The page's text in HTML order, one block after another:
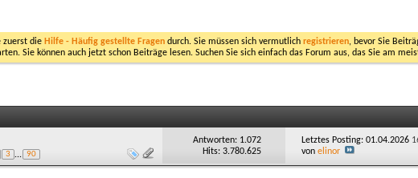
zuerst die Hilfe - Häufig gestellte Fragen durch. Sie müssen sich vermutlich registrieren, bevor Sie
Sie können auch jetzt schon Beiträge lesen. Suchen Sie sich einfach das Forum aus, das Sie am
3 ... 90
Antworten: 1.072
Hits: 3.780.625
Letztes Posting: 01.04.2026
vonelinor